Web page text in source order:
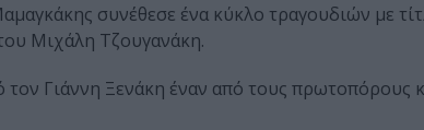
συνέθεσε ένα κύκλο τραγουδιών με
Μιχάλη Τζουγανάκη.
τον Γιάννη Ξενάκη έναν από τους πρωτοπόρους